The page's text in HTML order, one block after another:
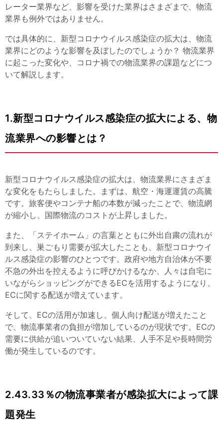
レーター業界など、影響を受けた業界はさまざまで、物流
業界も例外ではありません。
では具体的に、新型コロナウイルス感染症の拡大は、物流
業界にどのような影響を及ぼしたのでしょうか？ 物流業界
に起こった変化や、コロナ禍での物流業界の課題などにつ
いて解説します。
1.新型コロナウイルス感染症の拡大による、物
流業界への影響とは？
新型コロナウイルス感染症の拡大は、物流業界にさまざま
な変化をもたらしました。まずは、航空・海運運賃の高騰
です。旅客便やコンテナ船の本数が減ったことで、物流網
が縮小し、国際物流のコストが上昇しました。
また、「ステイホーム」の言葉とともに外出自粛の流れが
到来し、巣ごもり需要が拡大したことも、新型コロナウイ
ルス感染症の影響のひとつです。政府や地方自治体が不要
不急の外出を控えるように呼びかけるなか、人々は自宅に
いながらショッピングができるECを活用するようになり、
ECに関する配送が増えています。
そして、ECの活用が加速し、個人向け配送が増えたこと
で、物流事業者の負担が増加しているのが現状です。ECの
需要に供給が追いついていない結果、人手不足や長時間労
働が発生しているのです。
2.43.33％の物流事業者が感染拡大によって課
題発生